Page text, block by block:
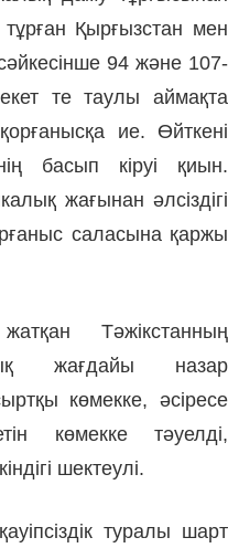
Қырғызстан мен
94 және 107-
те таулы аймақта
ие. Өйткені
басып кіруі қиын.
жағынан әлсіздігі
саласына қаржы
Тәжікстанның
жағдайы назар
көмекке, әсіресе
көмекке тәуелді,
шектеулі.
туралы шарт